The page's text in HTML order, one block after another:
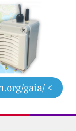
gaia/ <